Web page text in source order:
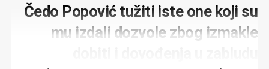
Čedo Popović tužiti iste one koji su
mu izdali dozvole zbog izmakle